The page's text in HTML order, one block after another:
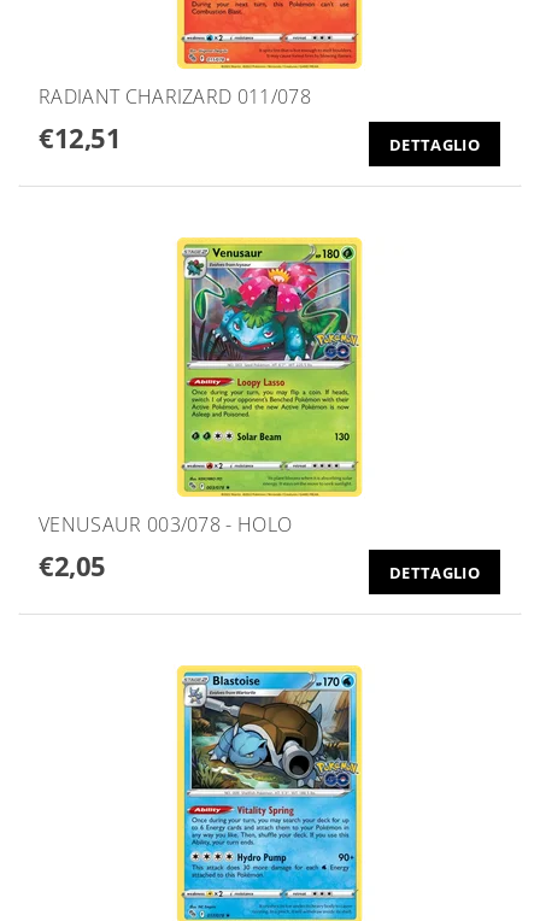
RADIANT CHARIZARD 011/078
€12,51 DETTAGLIO
VENUSAUR 003/078 - HOLO
€2,05 DETTAGLIO